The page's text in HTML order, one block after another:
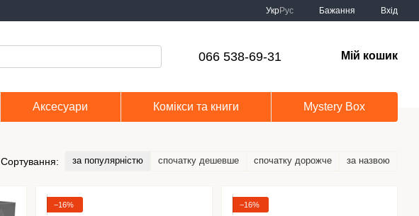
УкрРус Бажання Вхід
066 538-69-31 Мій кошик
Аксесуари Комікси та книги Mystery Box
Сортування: за популярністю спочатку дешевше спочатку дорожче за назвою
−16% −16%